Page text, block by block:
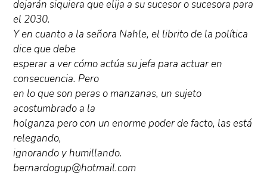
dejarán siquiera que elija a su sucesor o sucesora para
el 2030.
Y en cuanto a la señora Nahle, el librito de la política
dice que debe
esperar a ver cómo actúa su jefa para actuar en
consecuencia. Pero
en lo que son peras o manzanas, un sujeto
acostumbrado a la
holganza pero con un enorme poder de facto, las está
relegando,
ignorando y humillando.
bernardogup@hotmail.com